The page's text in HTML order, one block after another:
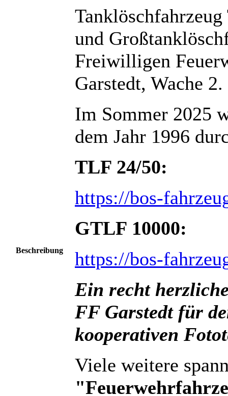
Beschreibung
und
Freiwilligen
Garstedt, Wache 2.
Im Sommer 2025
dem Jahr 1996
TLF 24/50:
https://bos-
GTLF 10000:
https://bos-
Ein recht
FF Garstedt für
kooperativen
Viele weitere